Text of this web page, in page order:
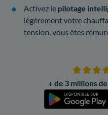
Activez le pilotage
légèrement votre
tension, vous êtes
+ de 3 millions